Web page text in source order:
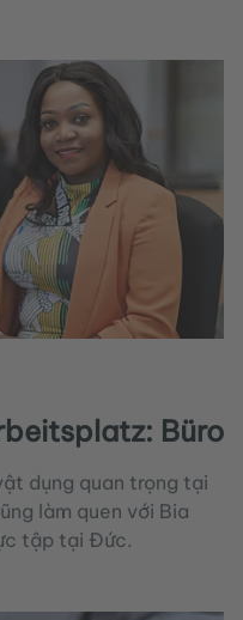
Büro
dụng quan trọng tại
làm quen với Bia
tập tại Đức.